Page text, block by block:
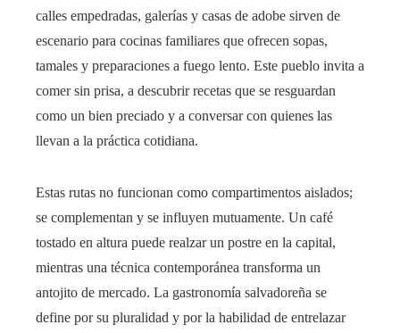
calles empedradas, galerías y casas de adobe sirven de
escenario para cocinas familiares que ofrecen sopas,
tamales y preparaciones a fuego lento. Este pueblo invita a
comer sin prisa, a descubrir recetas que se resguardan
como un bien preciado y a conversar con quienes las
llevan a la práctica cotidiana.
Estas rutas no funcionan como compartimentos aislados;
se complementan y se influyen mutuamente. Un café
tostado en altura puede realzar un postre en la capital,
mientras una técnica contemporánea transforma un
antojito de mercado. La gastronomía salvadoreña se
define por su pluralidad y por la habilidad de entrelazar